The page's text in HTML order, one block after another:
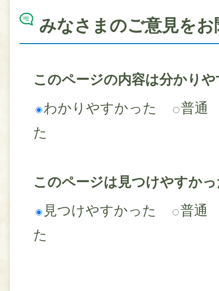
みなさまのご意見を
このページの内容は分かり
わかりやすかった
普通
た
このページは見つけやすか
見つけやすかった
普通
た